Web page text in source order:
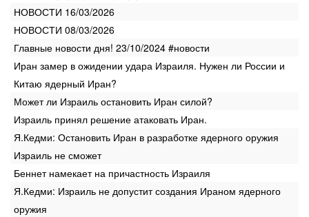
НОВОСТИ 16/03/2026
НОВОСТИ 08/03/2026
Главные новости дня! 23/10/2024 #новости
Иран замер в ожидении удара Израиля. Нужен ли России и
Китаю ядерный Иран?
Может ли Израиль остановить Иран силой?
Израиль принял решение атаковать Иран.
Я.Кедми: Остановить Иран в разработке ядерного оружия
Израиль не сможет
Беннет намекает на причастность Израиля
Я.Кедми: Израиль не допустит создания Ираном ядерного
оружия